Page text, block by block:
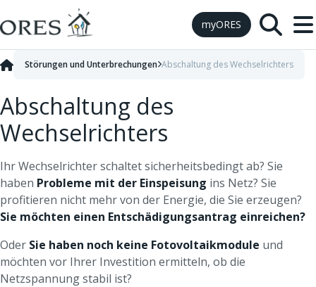
Skip to Content
myORES
Abschaltung des
Wechselrichters
Ihr Wechselrichter schaltet sicherheitsbedingt ab? Sie
haben Probleme mit der Einspeisung ins Netz? Sie
profitieren nicht mehr von der Energie, die Sie erzeugen?
Sie möchten einen Entschädigungsantrag einreichen?
Oder Sie haben noch keine Fotovoltaikmodule und
möchten vor Ihrer Investition ermitteln, ob die
Netzspannung stabil ist?
Störungen und Unterbrechungen Abschaltung des Wechselrichters